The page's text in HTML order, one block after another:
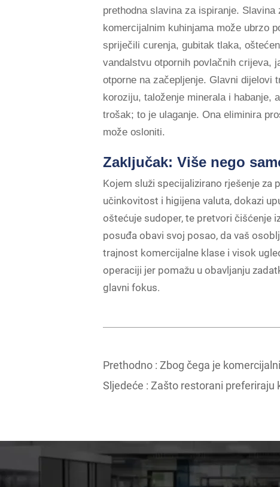
prethodna slavina za ispiranje.
komercijalnim kuhinjama može ubrzo
spriječili curenja, gubitak tlaka,
vandalstvu otpornih povlačnih crijeva,
otporne na začepljenje. Glavni dijelovi
koroziju, taloženje minerala i habanje,
trošak; to je ulaganje. Ona eliminira
može osloniti.
Zaključak: Više nego
Kojem služi specijalizirano rješenje za
učinkovitost i higijena valuta, dokazi
oštećuje sudoper, te pretvori čišćenje
posuđa obavi svoj posao, da vaš
trajnost komercijalne klase i visok
operaciji jer pomažu u obavljanju
glavni fokus.
Prethodno : Zbog čega je
Sljedeće : Zašto restorani preferiraju